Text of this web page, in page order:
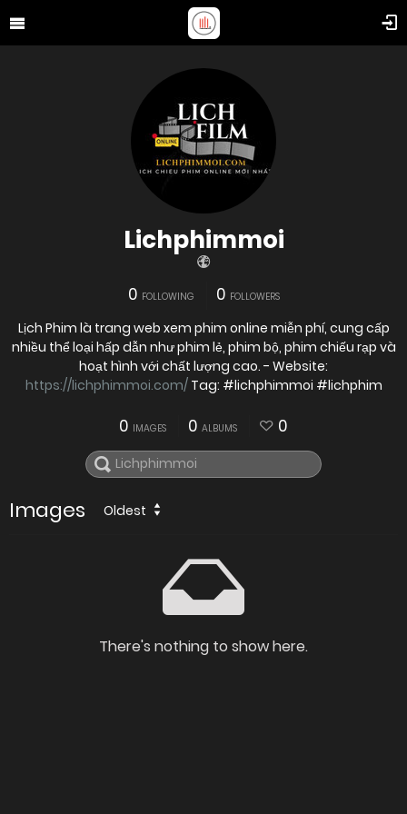
Lichphimmoi
0 FOLLOWING 0 FOLLOWERS
Lịch Phim là trang web xem phim online miễn phí, cung cấp
nhiều thể loại hấp dẫn như phim lẻ, phim bộ, phim chiếu rạp và
hoạt hình với chất lượng cao. - Website:
https://lichphimmoi.com/Tag: #lichphimmoi #lichphim
0 IMAGES 0 ALBUMS 0
Images Oldest
There's nothing to show here.